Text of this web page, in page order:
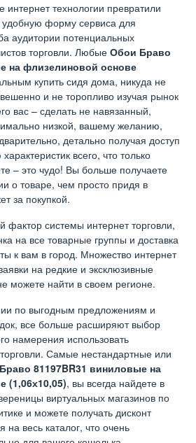
интернет технологии превратили
удобную форму сервиса для
аудитории потенциальных
торговли. Любые Обои Браво
на флизелиновой основе
купить сидя дома, никуда не
и не торопливо изучая рынок
вас – сделать не навязанный,
низкой, вашему желанию,
детально получая доступ
всего, что только
– это чудо! Вы больше получаете
о товаре, чем просто придя в
за покупкой.
системы интернет торговли,
на все товарные группы и доставка
к вам в город. Множество интернет
на редкие и эксклюзивные
можете найти в своем регионе.
по выгодным предложениям и
все больше расширяют выбор
намерения использовать
Самые нестандартные или
81197BR31 виниловые на
(1,06х10,05), вы всегда найдете в
виртуальных магазинов по
и можете получать дисконт
на весь каталог, что очень